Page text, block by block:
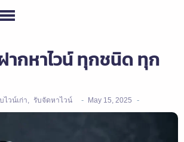
ากหาไวน์ ทุกชนิด ทุก
ไวน์เก่า, รับจัดหาไวน์ - May 15, 2025 -